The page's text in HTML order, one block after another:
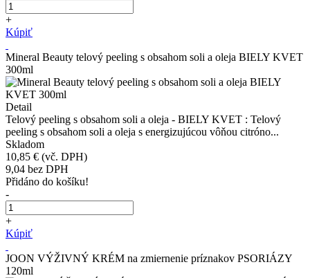
+
Kúpiť
Mineral Beauty telový peeling s obsahom soli a oleja BIELY KVET
300ml
Detail
Telový peeling s obsahom soli a oleja - BIELY KVET : Telový
peeling s obsahom soli a oleja s energizujúcou vôňou citróno...
Skladom
10,85 € (vč. DPH)
9,04 bez DPH
Přidáno do košíku!
-
+
Kúpiť
JOON VÝŽIVNÝ KRÉM na zmiernenie príznakov PSORIÁZY
120ml